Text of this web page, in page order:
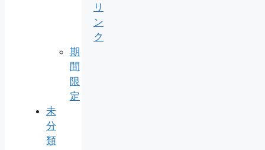
リ
ン
ク
期
間
限
定
未
分
類